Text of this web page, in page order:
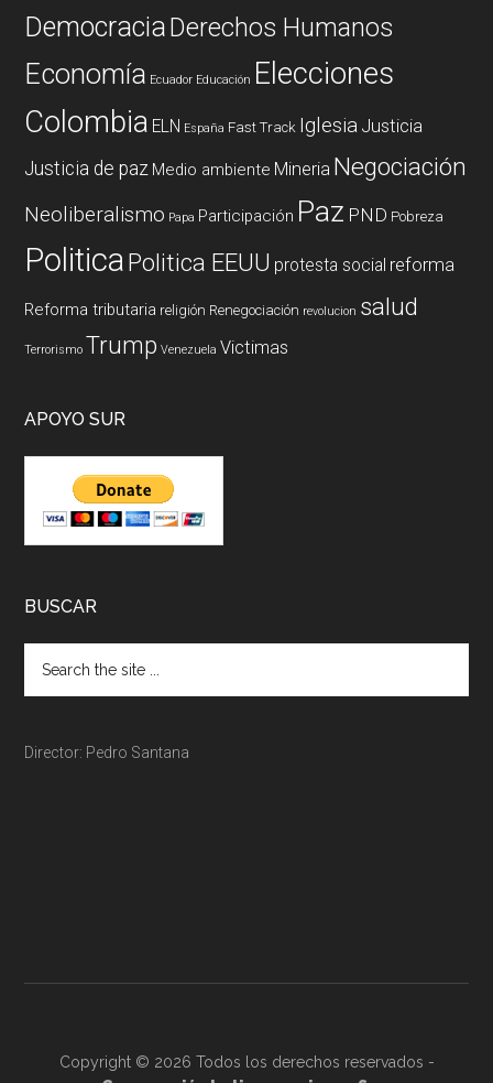
DemocraciaDerechos Humanos
Economía Ecuador Educación Elecciones
Colombia ELN España Fast Track Iglesia Justicia
Justicia de paz Medio ambiente Mineria Negociación
Neoliberalismo Papa Participación Paz PND Pobreza
PoliticaPolitica EEUU protesta social reforma
Reforma tributaria religión Renegociación revolucion salud
Terrorismo Trump Venezuela Victimas
APOYO SUR
BUSCAR
Director: Pedro Santana
Copyright © 2026 Todos los derechos reservados -